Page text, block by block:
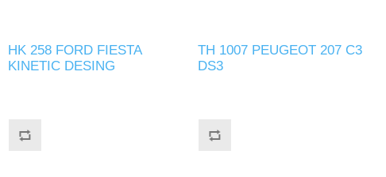
HK 258 FORD FIESTA
KINETIC DESING
TH 1007 PEUGEOT 207 C3
DS3